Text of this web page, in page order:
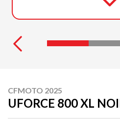
CFMOTO 2025
UFORCE 800 XL